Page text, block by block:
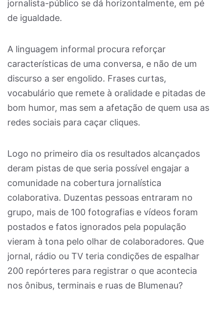
jornalista-público se dá horizontalmente, em pé
de igualdade.
A linguagem informal procura reforçar
características de uma conversa, e não de um
discurso a ser engolido. Frases curtas,
vocabulário que remete à oralidade e pitadas de
bom humor, mas sem a afetação de quem usa as
redes sociais para caçar cliques.
Logo no primeiro dia os resultados alcançados
deram pistas de que seria possível engajar a
comunidade na cobertura jornalística
colaborativa. Duzentas pessoas entraram no
grupo, mais de 100 fotografias e vídeos foram
postados e fatos ignorados pela população
vieram à tona pelo olhar de colaboradores. Que
jornal, rádio ou TV teria condições de espalhar
200 repórteres para registrar o que acontecia
nos ônibus, terminais e ruas de Blumenau?